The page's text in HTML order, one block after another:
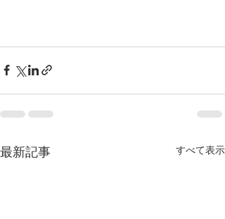
最新記事 すべて表示